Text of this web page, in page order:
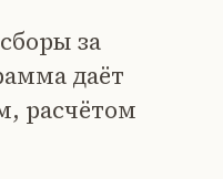
за
даёт
расчётом